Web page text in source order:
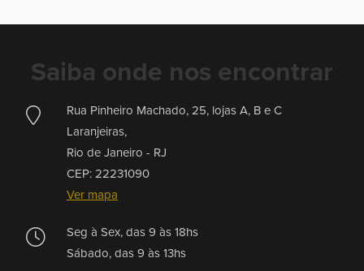
Saiba onde nos encontrar
Rua Pinheiro Machado, 25, lojas A, B e C
Laranjeiras,
Rio de Janeiro - RJ
CEP: 22231090
Ver mapa
Seg à Sex, das 9 às 18hs
Sábado, das 9 às 13hs